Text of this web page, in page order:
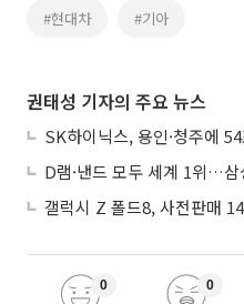
#현대차 #기아
권태성 기자의 주요 뉴스
0 0